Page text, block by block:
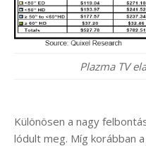
Plazma TV
Különösen a nagy
lódult meg. Míg korábban